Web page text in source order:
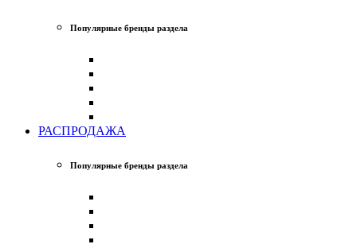
Популярные бренды раздела
РАСПРОДАЖА
Популярные бренды раздела